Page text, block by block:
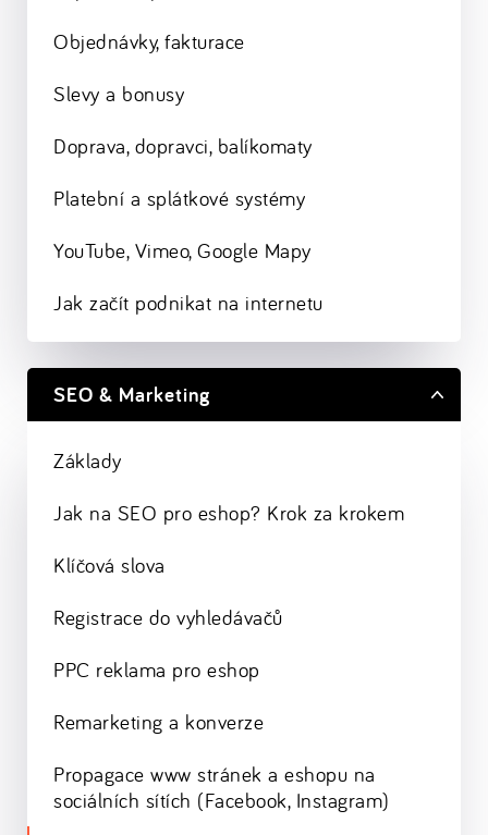
Objednávky, fakturace
Slevy a bonusy
Doprava, dopravci, balíkomaty
Platební a splátkové systémy
YouTube, Vimeo, Google Mapy
Jak začít podnikat na internetu
SEO & Marketing
Základy
Jak na SEO pro eshop? Krok za krokem
Klíčová slova
Registrace do vyhledávačů
PPC reklama pro eshop
Remarketing a konverze
Propagace www stránek a eshopu na
sociálních sítích (Facebook, Instagram)